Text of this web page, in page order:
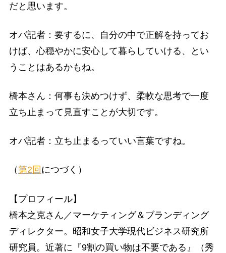
だと思います。
オバ記者：要するに、自分の中で正解を持ってお
けば、心穏やかに安心して暮らしていける、とい
うことはあるかもね。
橋本さん：何事も決めつけず、柔軟な思考で一度
立ち止まって見直すことが大切です。
オバ記者：立ち止まるっていい言葉ですね。
（第2回 につづく）
【プロフィール】
橋本之克さん／マーケティング＆ブランディング
ディレクター。昭和女子大学現代ビジネス研究所
研究員。近著に『9割の買い物は不要である』（秀